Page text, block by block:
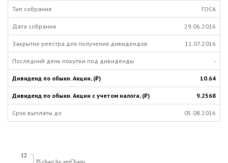
ГОСА
29.06.2016
11.07.2016
-
10.64
9.2568
05.08.2016
12
JS chart by amCharts